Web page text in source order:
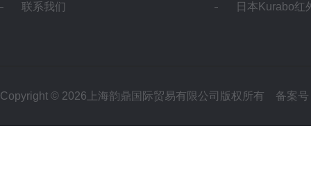
联系我们
日本Kurabo红
Copyright © 2026上海韵鼎国际贸易有限公司版权所有 备案